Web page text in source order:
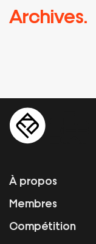
Archives.
À propos
Membres
Compétition